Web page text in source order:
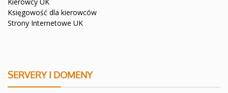
Księgowość dla kierowców
Strony Internetowe UK
SERVERY I DOMENY